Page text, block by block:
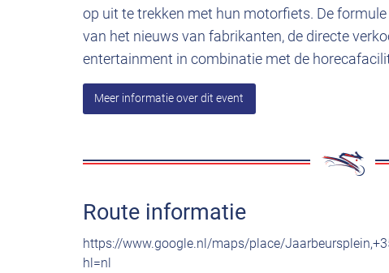
op uit te trekken met hun motorfiets. De
van het nieuws van fabrikanten, de directe
entertainment in combinatie met de
Meer informatie over dit event
Route informatie
https://www.google.nl/maps/place/
hl=nl